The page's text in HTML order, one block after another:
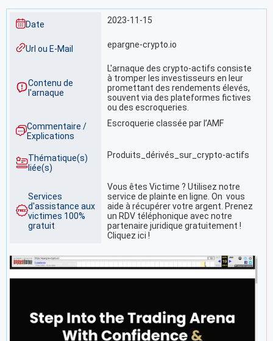
Date 2023-11-15
Url ou E-Mail epargne-crypto.io
Contenu de
l'arnaque
L'arnaque des crypto-actifs consiste
à tromper les investisseurs en leur
promettant des rendements élevés,
souvent via des plateformes fictives
ou des escroqueries.
Commentaire /
Explications
Escroquerie classée par l’AMF
Thématique(s)
liée(s)
Produits_dérivés_sur_crypto-actifs
Services
d'assistance aux
victimes 100%
gratuit
Vous êtes Victime ? Utilisez notre
service de plainte en ligne. On vous
aide à récupérer votre argent. Prenez
un RDV téléphonique avec notre
partenaire juridique gratuitement !
Cliquez ici !